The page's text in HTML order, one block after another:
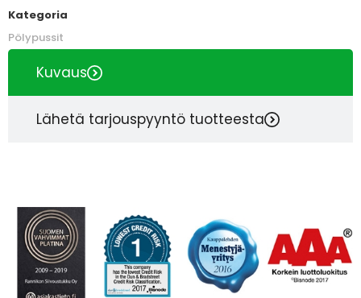
Kategoria
Pölypussit
Kuvaus
Lähetä tarjouspyyntö tuotteesta